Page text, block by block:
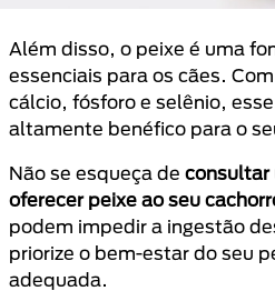
Além disso, o peixe é uma
essenciais para os cães.
cálcio, fósforo e selênio,
altamente benéfico para o
Não se esqueça de consultar
oferecer peixe ao seu
podem impedir a ingestão
priorize o bem-estar do seu
adequada.